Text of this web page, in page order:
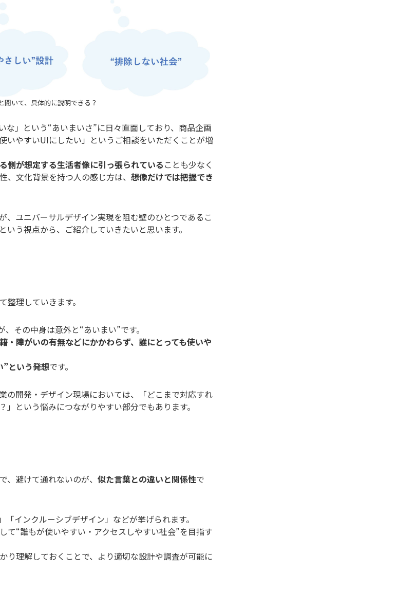
いて、具体的に説明できる？
」という“あいまいさ”に日々直面しており、商品企画
いやすいUIにしたい」というご相談をいただくことが増
側が想定する生活者像に引っ張られている ことも少なく
文化背景を持つ人の感じ方は、 想像だけでは把握でき
、ユニバーサルデザイン実現を阻む壁のひとつであるこ
という視点から、ご紹介していきたいと思います。
理していきます。
その中身は意外と“あいまい”です。
・障がいの有無などにかかわらず、誰にとっても使いや
”という発想です。
の開発・デザイン現場においては、「どこまで対応すれ
という悩みにつながりやすい部分でもあります。
避けて通れないのが、 似た言葉との違いと関係性で
インクルーシブデザイン」などが挙げられます。
て“誰もが使いやすい・アクセスしやすい社会”を目指す
り理解しておくことで、より適切な設計や調査が可能に